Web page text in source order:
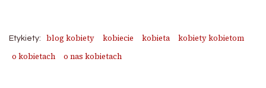
Etykiety: blog kobiety kobiecie kobieta
kobiety kobietom
o kobietach
o nas kobietach